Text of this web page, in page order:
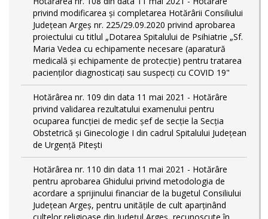
privind modificarea și completarea Hotărârii Consiliului
Județean Argeș nr. 225/29.09.2020 privind aprobarea
proiectului cu titlul „Dotarea Spitalului de Psihiatrie „Sf.
Maria Vedea cu echipamente necesare (aparatură
medicală și echipamente de protecție) pentru tratarea
pacienților diagnosticați sau suspecți cu COVID 19"
Hotărârea nr. 109 din data 11 mai 2021 - Hotărâre
privind validarea rezultatului examenului pentru
ocuparea funcției de medic șef de secție la Secția
Obstetrică și Ginecologie I din cadrul Spitalului Județean
de Urgență Pitești
Hotărârea nr. 110 din data 11 mai 2021 - Hotărâre
pentru aprobarea Ghidului privind metodologia de
acordare a sprijinului financiar de la bugetul Consiliului
Judeţean Argeş, pentru unităţile de cult aparţinând